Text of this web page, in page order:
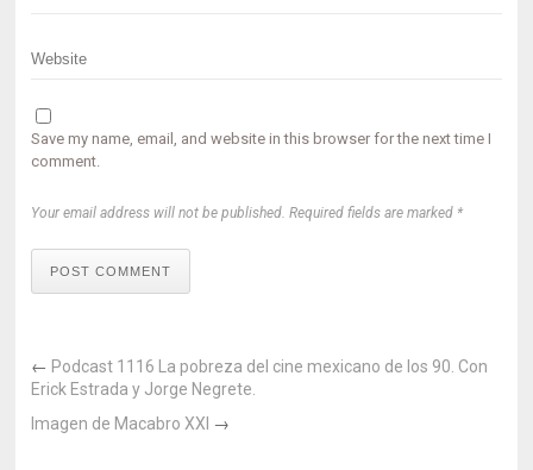
Save my name, email, and website in this browser for the next time I
comment.
Your email address will not be published. Required fields are marked *
POST COMMENT
← Podcast 1116 La pobreza del cine mexicano de los 90. Con
Erick Estrada y Jorge Negrete.
Imagen de Macabro XXI →